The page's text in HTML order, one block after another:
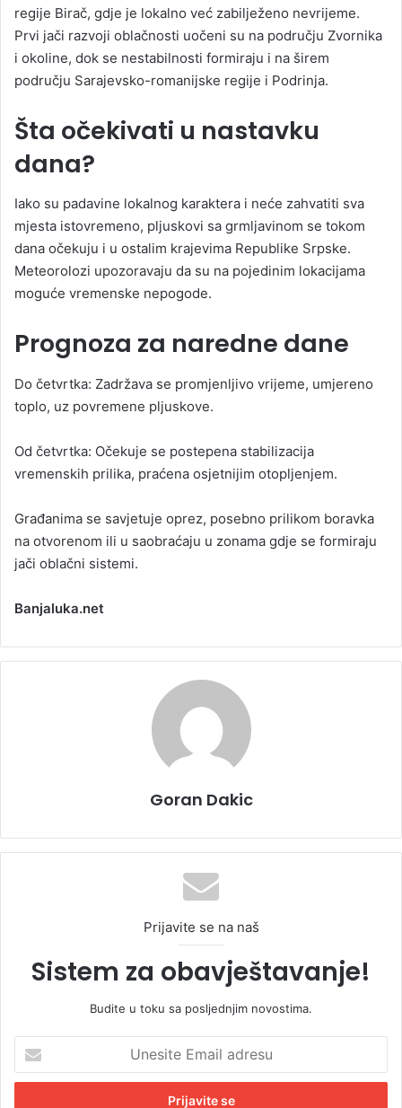
regije Birač, gdje je lokalno već zabilježeno nevrijeme.
Prvi jači razvoji oblačnosti uočeni su na području Zvornika
i okoline, dok se nestabilnosti formiraju i na širem
području Sarajevsko-romanijske regije i Podrinja.
Šta očekivati u nastavku
dana?
Iako su padavine lokalnog karaktera i neće zahvatiti sva
mjesta istovremeno, pljuskovi sa grmljavinom se tokom
dana očekuju i u ostalim krajevima Republike Srpske.
Meteorolozi upozoravaju da su na pojedinim lokacijama
moguće vremenske nepogode.
Prognoza za naredne dane
Do četvrtka: Zadržava se promjenljivo vrijeme, umjereno
toplo, uz povremene pljuskove.
Od četvrtka: Očekuje se postepena stabilizacija
vremenskih prilika, praćena osjetnijim otopljenjem.
Građanima se savjetuje oprez, posebno prilikom boravka
na otvorenom ili u saobraćaju u zonama gdje se formiraju
jači oblačni sistemi.
Banjaluka.net
Goran Dakic
Prijavite se na naš
Sistem za obavještavanje!
Budite u toku sa posljednjim novostima.
e